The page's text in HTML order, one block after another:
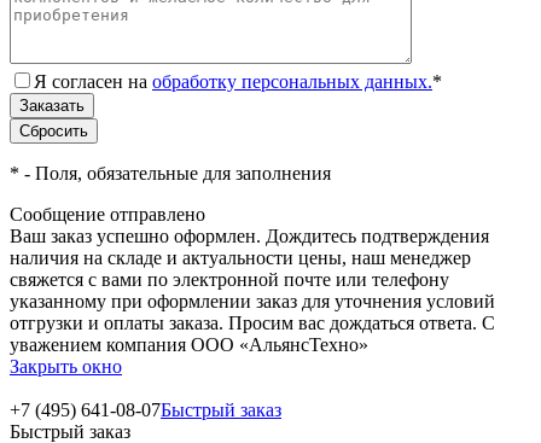
Я согласен на обработку персональных данных.*
* - Поля, обязательные для заполнения
Сообщение отправлено
Ваш заказ успешно оформлен. Дождитесь подтверждения
наличия на складе и актуальности цены, наш менеджер
свяжется с вами по электронной почте или телефону
указанному при оформлении заказ для уточнения условий
отгрузки и оплаты заказа. Просим вас дождаться ответа. С
уважением компания ООО «АльянсТехно»
Закрыть окно
+7 (495) 641-08-07Быстрый заказ
Быстрый заказ